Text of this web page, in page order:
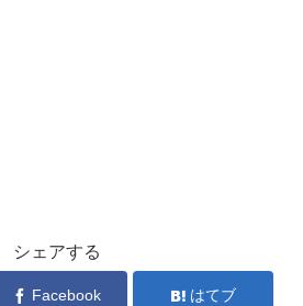
シェアする
Facebook はてブ